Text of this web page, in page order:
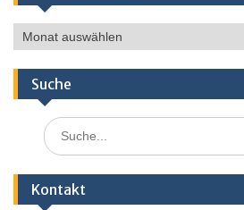
Ältere
Nachrichten
Suche
Search
for:
Kontakt